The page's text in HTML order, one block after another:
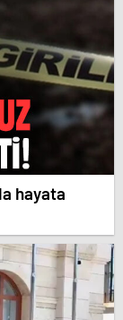
hayata